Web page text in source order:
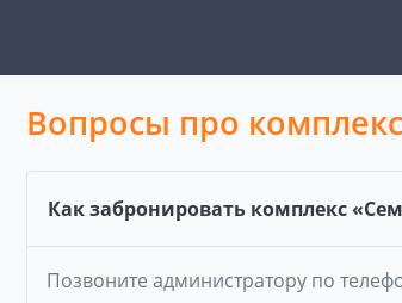
Вопросы про
Как забронировать комплекс
Позвоните администратору по